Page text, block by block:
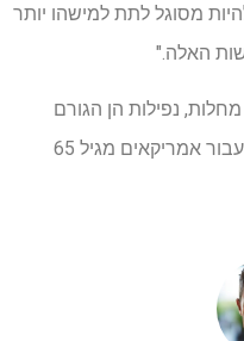
מסוגל לתת למישהו יותר
האלה."
נפילות הן הגורם
המוביל לפגיעה לא קטלנית וקטלנית עבור אמריקאים מגיל 65